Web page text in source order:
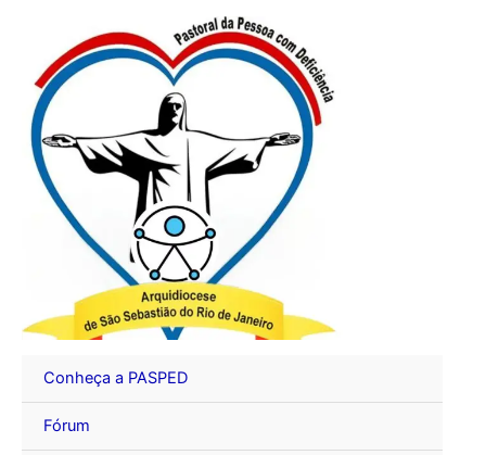
conteúdo
Conheça a PASPED
Fórum